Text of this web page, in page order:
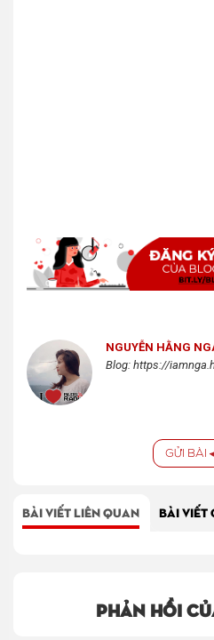
NGUYỄN HẰNG
Blog: https://
GỬI BÀI
BÀI VIẾT LIÊN QUAN BÀI VIẾT
Phản hồi